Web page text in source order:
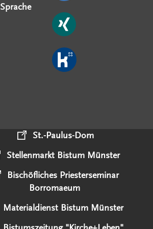
Sprache
St.-Paulus-Dom
Stellenmarkt Bistum Münster
Bischöfliches Priesterseminar
Borromaeum
Materialdienst Bistum Münster